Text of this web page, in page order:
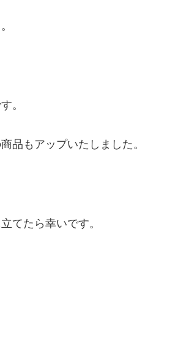
。
品もアップいたしました。
てたら幸いです。